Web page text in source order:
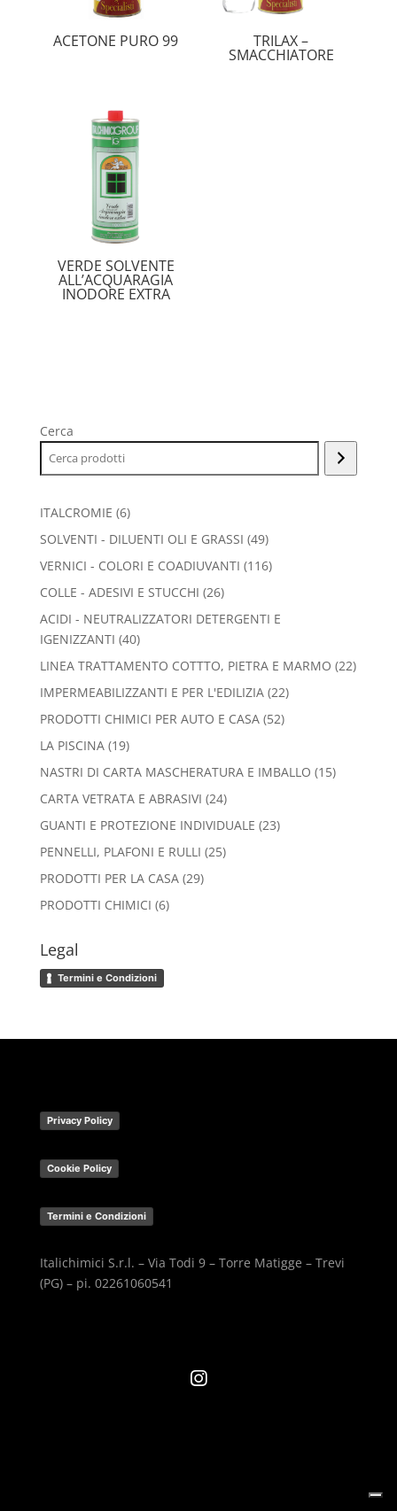
ACETONE PURO 99 TRILAX –
SMACCHIATORE
VERDE SOLVENTE
ALL’ACQUARAGIA
INODORE EXTRA
Cerca
ITALCROMIE 66
prodotti
SOLVENTI - DILUENTI OLI E GRASSI 4949
prodotti
VERNICI - COLORI E COADIUVANTI 116116
COLLE - ADESIVI E STUCCHI 2626
prodotti
ACIDI - NEUTRALIZZATORI DETERGENTI E
IGENIZZANTI 4040
prodotti
LINEA TRATTAMENTO COTTTO, PIETRA E MARMO 2222
IMPERMEABILIZZANTI E PER L'EDILIZIA 2222
PRODOTTI CHIMICI PER AUTO E CASA 5252
LA PISCINA 1919
prodotti
NASTRI DI CARTA MASCHERATURA E IMBALLO 1515
CARTA VETRATA E ABRASIVI 2424
prodotti
GUANTI E PROTEZIONE INDIVIDUALE 2323
PENNELLI, PLAFONI E RULLI 2525
PRODOTTI PER LA CASA 2929
PRODOTTI CHIMICI 66
Legal
Termini e Condizioni
Privacy Policy
Cookie Policy
Termini e Condizioni
Italichimici S.r.l. – Via Todi 9 – Torre Matigge – Trevi
(PG) – pi. 02261060541
